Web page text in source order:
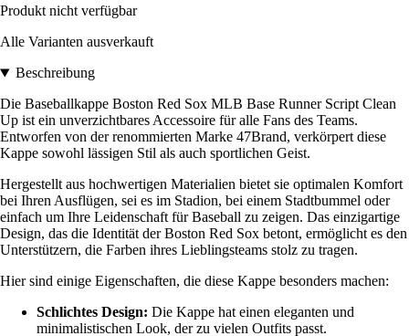
Produkt nicht verfügbar
Alle Varianten ausverkauft
Beschreibung
Die Baseballkappe Boston Red Sox MLB Base Runner Script Clean
Up ist ein unverzichtbares Accessoire für alle Fans des Teams.
Entworfen von der renommierten Marke 47Brand, verkörpert diese
Kappe sowohl lässigen Stil als auch sportlichen Geist.
Hergestellt aus hochwertigen Materialien bietet sie optimalen Komfort
bei Ihren Ausflügen, sei es im Stadion, bei einem Stadtbummel oder
einfach um Ihre Leidenschaft für Baseball zu zeigen. Das einzigartige
Design, das die Identität der Boston Red Sox betont, ermöglicht es den
Unterstützern, die Farben ihres Lieblingsteams stolz zu tragen.
Hier sind einige Eigenschaften, die diese Kappe besonders machen:
Schlichtes Design: Die Kappe hat einen eleganten und
minimalistischen Look, der zu vielen Outfits passt.